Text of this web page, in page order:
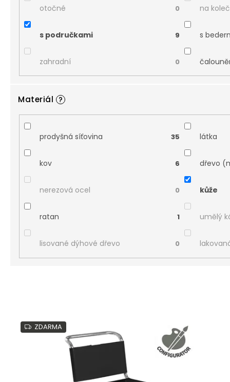
otočné 0 na
s područkami 9 s
zahradní 0
Materiál ?
prodyšná síťovina 35 látka
kov 6 dřevo
nerezová ocel 0 kůže
ratan 1 umělý
lisované dýhové dřevo 0
ZDARMA